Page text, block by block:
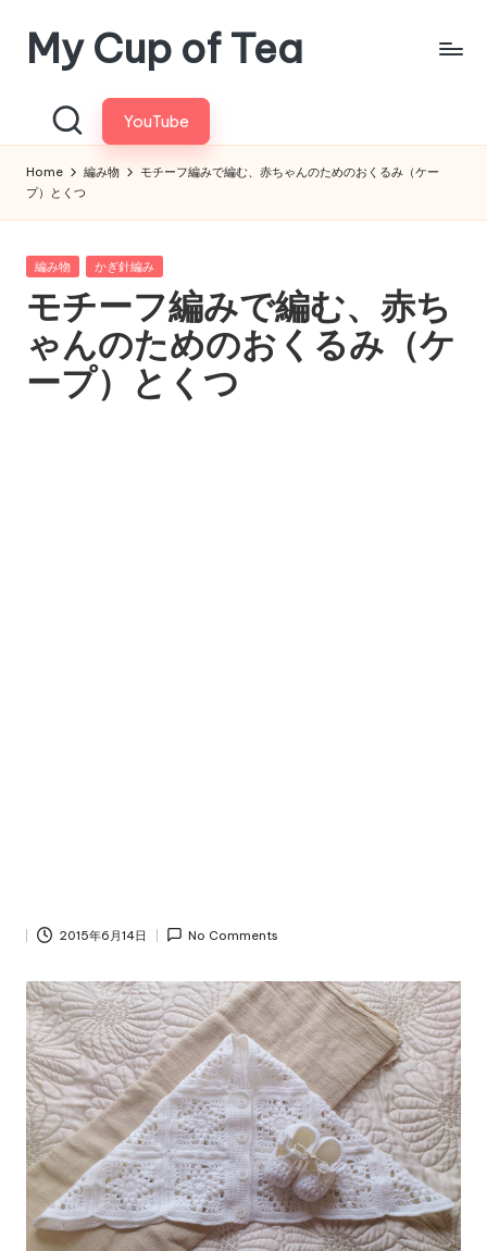
content
My Cup of Tea
YouTube
Home 編み物
モチーフ編みで編む、赤ちゃんのためのおくるみ（ケー
プ）とくつ
Posted
編み物 かぎ針編み
モチーフ編みで編む、赤ち
ゃんのためのおくるみ（ケ
ープ）とくつ
2015年6月14日 No Comments